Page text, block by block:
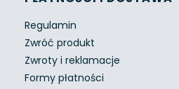
Regulamin
Zwróć produkt
Zwroty i reklamacje
Formy płatności